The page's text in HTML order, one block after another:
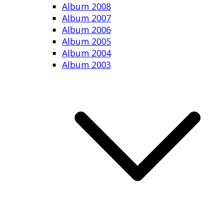
Album 2008
Album 2007
Album 2006
Album 2005
Album 2004
Album 2003